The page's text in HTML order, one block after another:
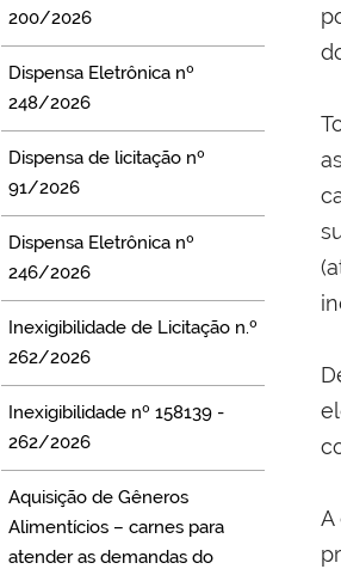
200/2026
Dispensa Eletrônica nº
248/2026
Dispensa de licitação nº
91/2026
Dispensa Eletrônica nº
246/2026
Inexigibilidade de Licitação n.º
262/2026
Inexigibilidade nº 158139 -
262/2026
Aquisição de Gêneros
Alimentícios – carnes para
atender as demandas do
A